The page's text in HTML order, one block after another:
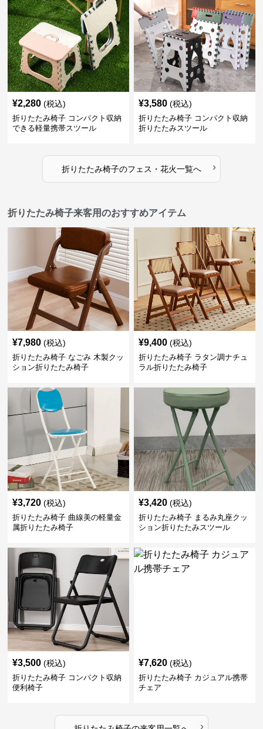
¥2,280 (税込)
折りたたみ椅子 コンパクト収納
できる軽量携帯スツール
¥3,580 (税込)
折りたたみ椅子 コンパクト収納
折りたたみスツール
折りたたみ椅子のフェス・花火一覧へ ›
折りたたみ椅子来客用のおすすめアイテム
¥7,980 (税込)
折りたたみ椅子 なごみ 木製クッ
ション折りたたみ椅子
¥9,400 (税込)
折りたたみ椅子 ラタン調ナチュ
ラル折りたたみ椅子
¥3,720 (税込)
折りたたみ椅子 曲線美の軽量金
属折りたたみ椅子
¥3,420 (税込)
折りたたみ椅子 まるみ丸座クッ
ション折りたたみスツール
¥3,500 (税込)
折りたたみ椅子 コンパクト収納
便利椅子
¥7,620 (税込)
折りたたみ椅子 カジュアル携帯
チェア
›